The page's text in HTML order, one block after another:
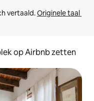
vertaald. Originele taal
op Airbnb zetten